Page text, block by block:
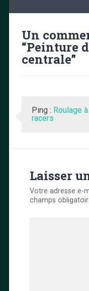
Un
“Peinture
centrale”
Ping : Roulage
racers
Laisser
Votre adresse e-
champs